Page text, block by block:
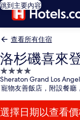
跳到主要內容
查看所有住宿
洛杉磯喜來
4.0
星
級
住
宿
Sheraton Grand Los
寵物友善飯店，附設餐廳
選擇日期以查看